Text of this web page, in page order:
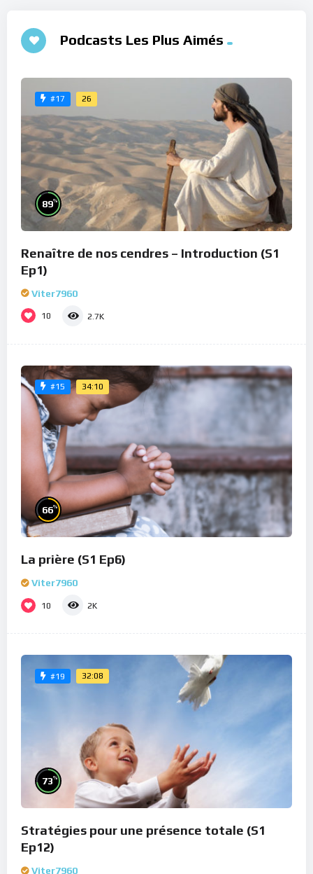
Podcasts Les Plus Aimés
#17 26
89%
Renaître de nos cendres – Introduction (S1
Ep1)
Viter7960
10 2.7K
#15 34:10
66%
La prière (S1 Ep6)
Viter7960
10 2K
#19 32:08
73%
Stratégies pour une présence totale (S1
Ep12)
Viter7960